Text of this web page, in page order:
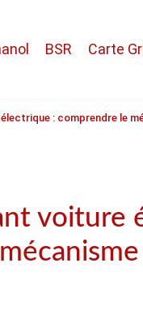
BSR Carte
: comprendre le
voiture